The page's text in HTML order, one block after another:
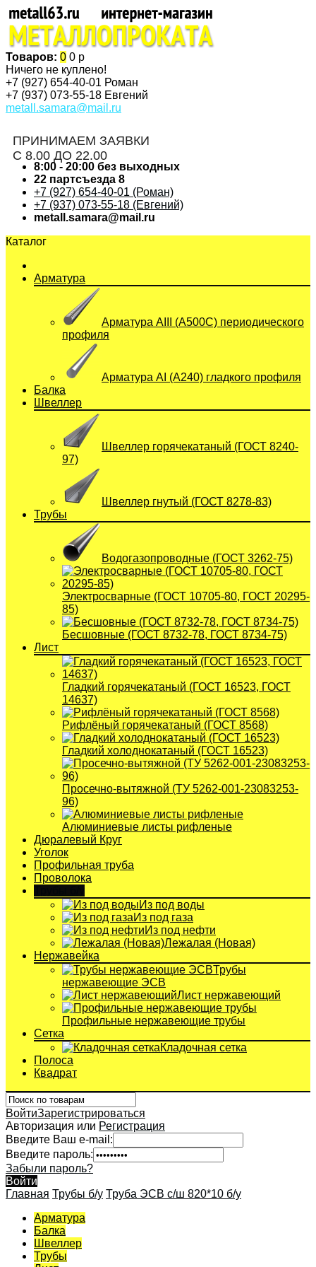
Товаров: 0 0 р
Ничего не куплено!
+7 (927) 654-40-01 Роман
+7 (937) 073-55-18 Евгений
metall.samara@mail.ru
ПРИНИМАЕМ ЗАЯВКИ
С 8.00 ДО 22.00
8:00 - 20:00 без выходных
22 партсъезда 8
+7 (927) 654-40-01 (Роман)
+7 (937) 073-55-18 (Евгений)
metall.samara@mail.ru
Каталог
Арматура
Арматура АIII (А500С) периодического
профиля
Арматура АI (A240) гладкого профиля
Балка
Швеллер
Швеллер горячекатаный (ГОСТ 8240-
97)
Швеллер гнутый (ГОСТ 8278-83)
Трубы
Водогазопроводные (ГОСТ 3262-75)
Электросварные (ГОСТ 10705-80, ГОСТ 20295-
85)
Бесшовные (ГОСТ 8732-78, ГОСТ 8734-75)
Лист
Гладкий горячекатаный (ГОСТ 16523, ГОСТ
14637)
Рифлёный горячекатаный (ГОСТ 8568)
Гладкий холоднокатаный (ГОСТ 16523)
Просечно-вытяжной (ТУ 5262-001-23083253-
96)
Алюминиевые листы рифленые
Дюралевый Круг
Уголок
Профильная труба
Проволока
Из под воды
Из под газа
Из под нефти
Лежалая (Новая)
Нержавейка
Трубы
нержавеющие ЭСВ
Лист нержавеющий
Профильные нержавеющие трубы
Сетка
Кладочная сетка
Полоса
Квадрат
ВойтиЗарегистрироваться
Авторизация или Регистрация
Введите Ваш e-mail:
Введите пароль:
Забыли пароль?
Войти
Главная Трубы б/у Труба ЭСВ с/ш 820*10 б/у
Арматура
Балка
Швеллер
Трубы